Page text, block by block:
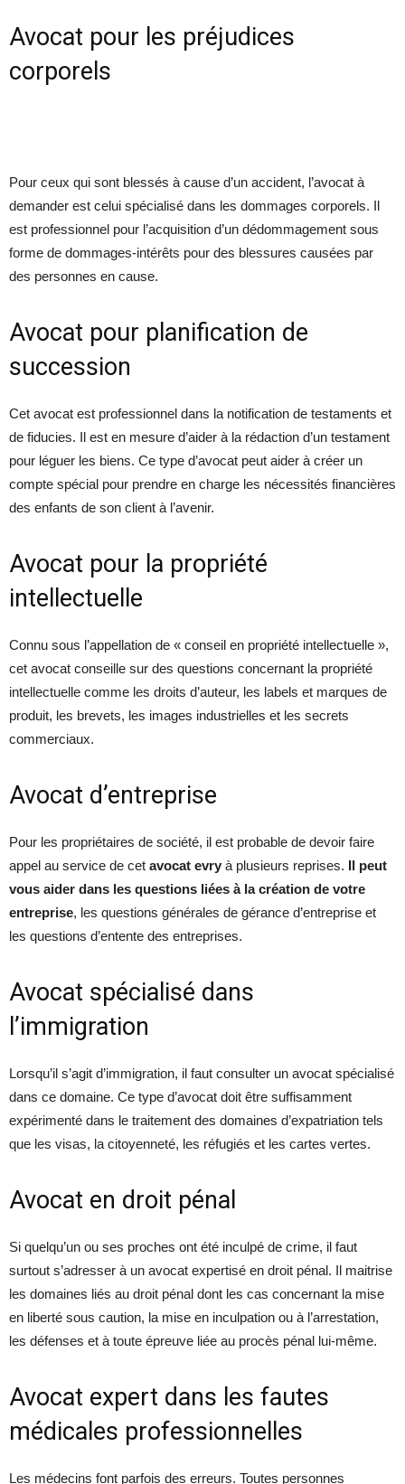
Avocat pour les préjudices
corporels
Pour ceux qui sont blessés à cause d’un accident, l’avocat à
demander est celui spécialisé dans les dommages corporels. Il
est professionnel pour l’acquisition d’un dédommagement sous
forme de dommages-intérêts pour des blessures causées par
des personnes en cause.
Avocat pour planification de
succession
Cet avocat est professionnel dans la notification de testaments et
de fiducies. Il est en mesure d’aider à la rédaction d’un testament
pour léguer les biens. Ce type d’avocat peut aider à créer un
compte spécial pour prendre en charge les nécessités financières
des enfants de son client à l’avenir.
Avocat pour la propriété
intellectuelle
Connu sous l’appellation de « conseil en propriété intellectuelle »,
cet avocat conseille sur des questions concernant la propriété
intellectuelle comme les droits d’auteur, les labels et marques de
produit, les brevets, les images industrielles et les secrets
commerciaux.
Avocat d’entreprise
Pour les propriétaires de société, il est probable de devoir faire
appel au service de cet avocat evry à plusieurs reprises. Il peut
vous aider dans les questions liées à la création de votre
entreprise, les questions générales de gérance d’entreprise et
les questions d’entente des entreprises.
Avocat spécialisé dans
l’immigration
Lorsqu’il s’agit d’immigration, il faut consulter un avocat spécialisé
dans ce domaine. Ce type d’avocat doit être suffisamment
expérimenté dans le traitement des domaines d’expatriation tels
que les visas, la citoyenneté, les réfugiés et les cartes vertes.
Avocat en droit pénal
Si quelqu’un ou ses proches ont été inculpé de crime, il faut
surtout s’adresser à un avocat expertisé en droit pénal. Il maitrise
les domaines liés au droit pénal dont les cas concernant la mise
en liberté sous caution, la mise en inculpation ou à l’arrestation,
les défenses et à toute épreuve liée au procès pénal lui-même.
Avocat expert dans les fautes
médicales professionnelles
Les médecins font parfois des erreurs. Toutes personnes